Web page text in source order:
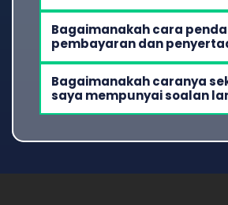
Bagaimanakah cara
pembayaran dan
Bagaimanakah caranya
saya mempunyai soalan